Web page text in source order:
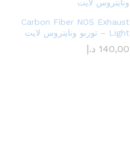
Carbon Fiber NOS Exhaust
Light – توربو ونايتروس لايت
140,00 د.إ